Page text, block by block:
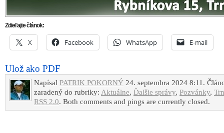
Zdieľajte článok:
X Facebook WhatsApp E-mail
Ulož ako PDF
Napísal PATRIK POKORNÝ 24. septembra 2024 8:11.
zaradený do rubriky: Aktuálne, Ďalšie správy, Pozvánky,
RSS 2.0. Both comments and pings are currently closed.